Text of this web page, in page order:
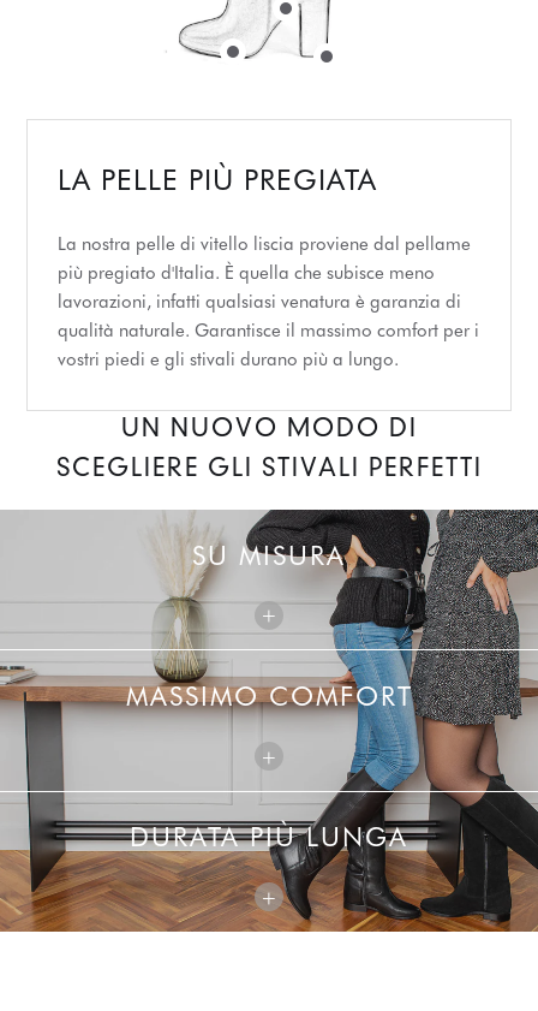
LA PELLE PIÙ PREGIATA
La nostra pelle di vitello liscia proviene dal pellame
più pregiato d'Italia. È quella che subisce meno
lavorazioni, infatti qualsiasi venatura è garanzia di
qualità naturale. Garantisce il massimo comfort per i
vostri piedi e gli stivali durano più a lungo.
UN NUOVO MODO DI
SCEGLIERE GLI STIVALI PERFETTI
SU MISURA
+
MASSIMO COMFORT
+
DURATA PIÙ LUNGA
+